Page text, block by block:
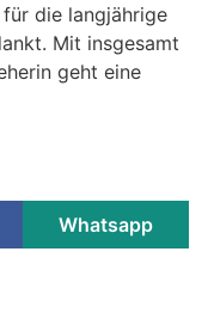
die langjährige
Mit insgesamt
geht eine
Whatsapp
Wettstein geht